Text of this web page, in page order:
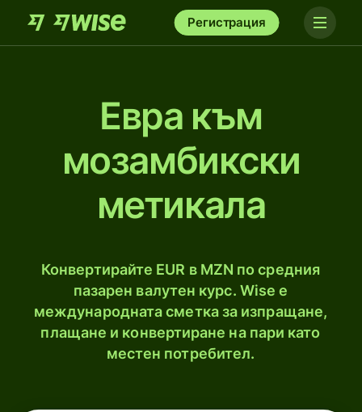
Регистрация
Евра към
мозамбикски
метикалa
Конвертирайте EUR в MZN по средния
пазарен валутен курс. Wise е
международната сметка за изпращане,
плащане и конвертиране на пари като
местен потребител.